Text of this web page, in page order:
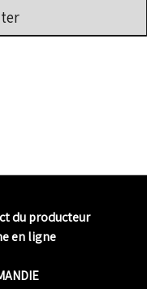
du producteur
en ligne